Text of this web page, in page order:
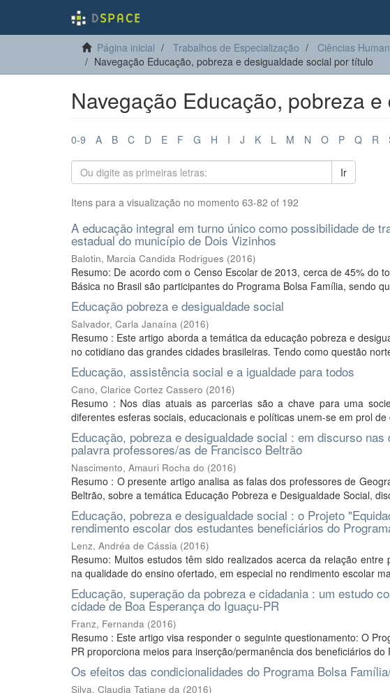
Página inicial Trabalhos de Especialização Ciências
Navegação Educação, pobreza e desigualdade social por título
Navegação Educação, pobreza
0-9 A B C D E F G H I J K L M N O P Q R
Ir
Itens para a visualização no momento 63-82 of 192
A educação integral em turno único como possibilidade de
estadual do município de Dois Vizinhos
Balotin, Marcia Candida Rodrigues (2016)
Resumo: De acordo com o Censo Escolar de 2013, cerca de 45% do
Básica no Brasil são participantes do Programa Bolsa Família, sendo
Educação pobreza e desigualdade social
Salvador, Carla Janaína (2016)
Resumo : Este artigo aborda a temática da educação pobreza e
no cotidiano das grandes cidades brasileiras. Tendo como questão
Educação, assistência social e a igualdade para todos
Cano, Clarice Cortez Cassero (2016)
Resumo : Nos dias atuais as parcerias são a chave para uma
diferentes esferas sociais, educacionais e políticas unem-se em prol
Educação, pobreza e desigualdade social : em discurso
palavra professores/as de Francisco Beltrão
Nascimento, Amauri Rocha do (2016)
Resumo : O presente artigo analisa as falas dos professores de
Beltrão, sobre a temática Educação Pobreza e Desigualdade Social,
Educação, pobreza e desigualdade social : o Projeto
rendimento escolar dos estudantes beneficiários do
Lenz, Andréa de Cássia (2016)
Resumo: Muitos estudos têm sido realizados acerca da relação
na qualidade do ensino ofertado, em especial no rendimento escolar
Educação, superação da pobreza e cidadania : um estudo
cidade de Boa Esperança do Iguaçu-PR
Franz, Fernanda (2016)
Resumo : Este artigo visa responder o seguinte questionamento: O
PR proporciona meios para inserção/permanência dos beneficiários
Os efeitos das condicionalidades do Programa Bolsa
Silva, Claudia Tatiane da (2016)